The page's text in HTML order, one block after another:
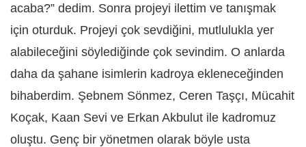
acaba?” dedim. Sonra projeyi ilettim ve tanışmak
için oturduk. Projeyi çok sevdiğini, mutlulukla yer
alabileceğini söylediğinde çok sevindim. O anlarda
daha da şahane isimlerin kadroya ekleneceğinden
bihaberdim. Şebnem Sönmez, Ceren Taşçı, Mücahit
Koçak, Kaan Sevi ve Erkan Akbulut ile kadromuz
oluştu. Genç bir yönetmen olarak böyle usta